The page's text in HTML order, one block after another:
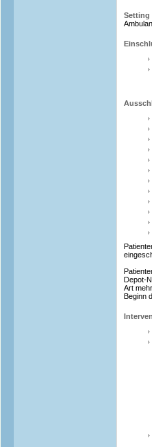
Setting
Depot-
Art
Beginn